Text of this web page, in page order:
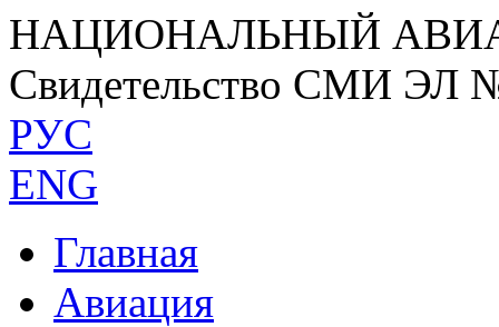
НАЦИОНАЛЬНЫЙ
Свидетельство СМИ ЭЛ
РУС
ENG
Главная
Авиация